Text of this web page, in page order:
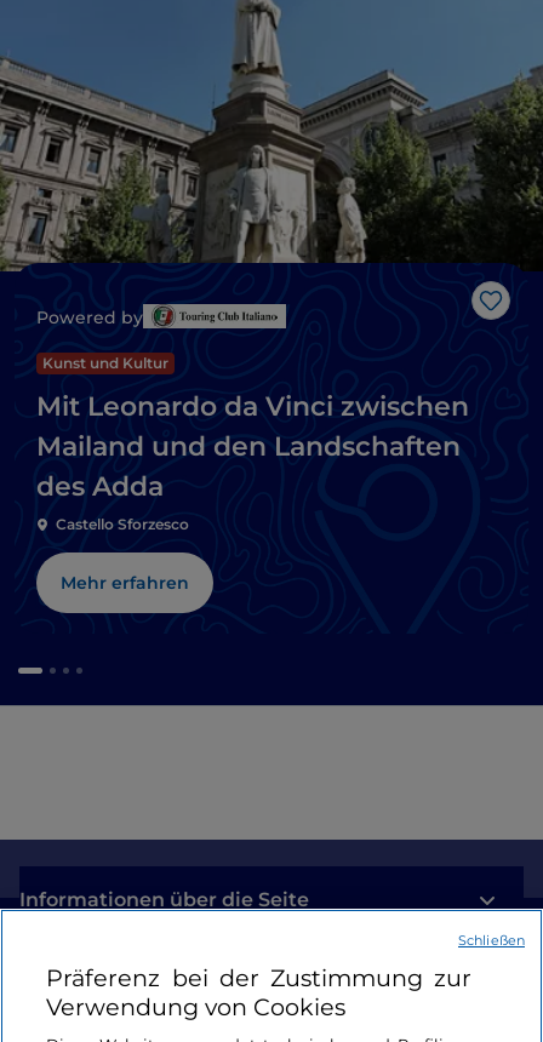
Like
Powered by
Kunst und Kultur
Mit Leonardo da Vinci zwischen
Mailand und den Landschaften
des Adda
Castello Sforzesco
Mehr erfahren
Informationen über die Seite
Nützliche Links
Präferenz bei der Zustimmung zur
Verwendung von Cookies
Schließen